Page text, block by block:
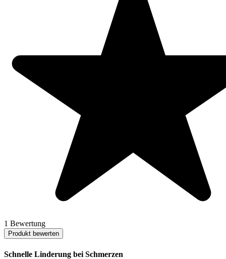
1 Bewertung
Produkt bewerten
Schnelle Linderung bei Schmerzen